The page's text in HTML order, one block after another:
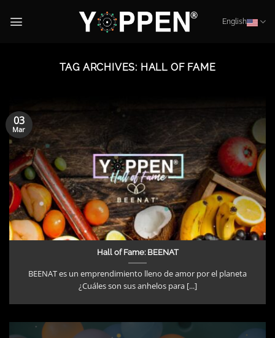
English
TAG ARCHIVES: HALL OF FAME
Hall of Fame: BEENAT
BEENAT es un emprendimiento lleno de amor por el planeta
¿Cuáles son sus anhelos para [...]
03
Mar